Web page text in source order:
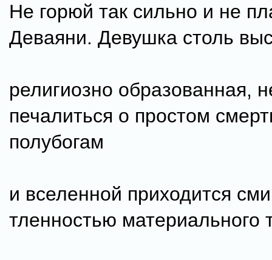
Не горюй так сильно и не
Деваяни. Девушка столь
религиозно образованная,
печалиться о простом
полубогам
и вселенной приходится
тленностью материального